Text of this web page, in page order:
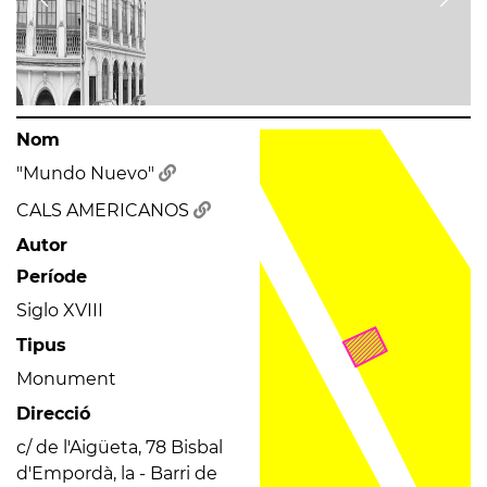
Nom
"Mundo Nuevo"
CALS AMERICANOS
Autor
Període
Siglo XVIII
Tipus
Monument
Direcció
c/ de l'Aigüeta, 78 Bisbal
d'Empordà, la - Barri de